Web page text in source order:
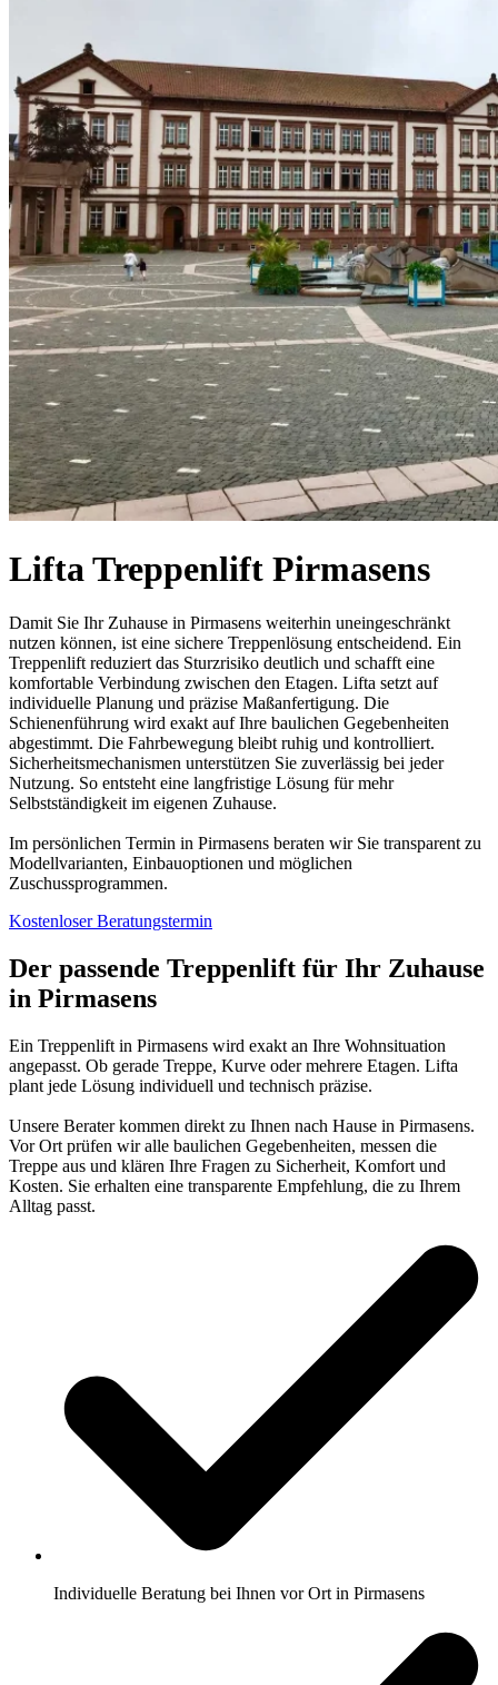
Lifta Treppenlift Pirmasens
Damit Sie Ihr Zuhause in Pirmasens weiterhin uneingeschränkt
nutzen können, ist eine sichere Treppenlösung entscheidend. Ein
Treppenlift reduziert das Sturzrisiko deutlich und schafft eine
komfortable Verbindung zwischen den Etagen. Lifta setzt auf
individuelle Planung und präzise Maßanfertigung. Die
Schienenführung wird exakt auf Ihre baulichen Gegebenheiten
abgestimmt. Die Fahrbewegung bleibt ruhig und kontrolliert.
Sicherheitsmechanismen unterstützen Sie zuverlässig bei jeder
Nutzung. So entsteht eine langfristige Lösung für mehr
Selbstständigkeit im eigenen Zuhause.
Im persönlichen Termin in Pirmasens beraten wir Sie transparent zu
Modellvarianten, Einbauoptionen und möglichen
Zuschussprogrammen.
Kostenloser Beratungstermin
Der passende Treppenlift für Ihr Zuhause
in Pirmasens
Ein Treppenlift in Pirmasens wird exakt an Ihre Wohnsituation
angepasst. Ob gerade Treppe, Kurve oder mehrere Etagen. Lifta
plant jede Lösung individuell und technisch präzise.
Unsere Berater kommen direkt zu Ihnen nach Hause in Pirmasens.
Vor Ort prüfen wir alle baulichen Gegebenheiten, messen die
Treppe aus und klären Ihre Fragen zu Sicherheit, Komfort und
Kosten. Sie erhalten eine transparente Empfehlung, die zu Ihrem
Alltag passt.
Individuelle Beratung bei Ihnen vor Ort in Pirmasens